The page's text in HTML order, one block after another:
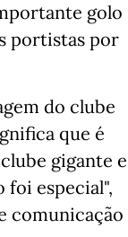
golo
portistas por
do clube
que é
gigante e
foi especial",
comunicação